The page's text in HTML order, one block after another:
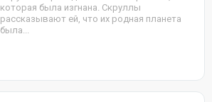
которая была изгнана. Скруллы
рассказывают ей, что их родная планета
была...